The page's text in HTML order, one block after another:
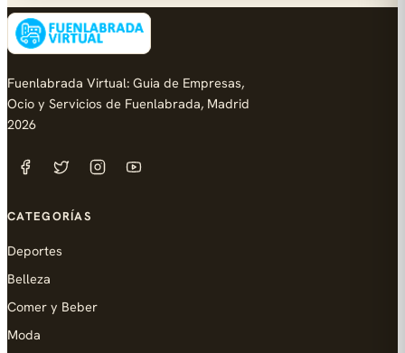
Fuenlabrada Virtual: Guia de Empresas,
Ocio y Servicios de Fuenlabrada, Madrid
2026
CATEGORÍAS
Deportes
Belleza
Comer y Beber
Moda